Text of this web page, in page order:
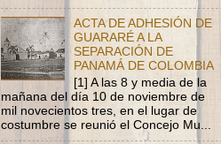
ACTA DE ADHESIÓN DE
GUARARÉ A LA
SEPARACIÓN DE
PANAMÁ DE COLOMBIA
[1] A las 8 y media de la
mañana del día 10 de noviembre de
mil novecientos tres, en el lugar de
costumbre se reunió el Concejo Mu...